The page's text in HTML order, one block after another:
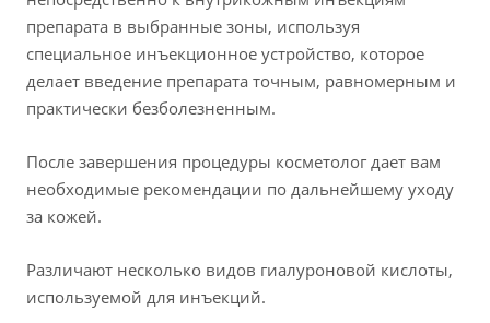
препарата в выбранные зоны, используя
специальное инъекционное устройство, которое
делает введение препарата точным, равномерным и
практически безболезненным.
После завершения процедуры косметолог дает вам
необходимые рекомендации по дальнейшему уходу
за кожей.
Различают несколько видов гиалуроновой кислоты,
используемой для инъекций.